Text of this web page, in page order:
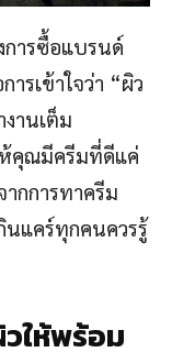
การซื้อแบรนด์
รเข้าใจว่า “ผิว
านเต็ม
ห้คุณมีครีมที่ดีแค่
กการทาครีม
นแคร์ทุกคนควรรู้
วให้พร้อม